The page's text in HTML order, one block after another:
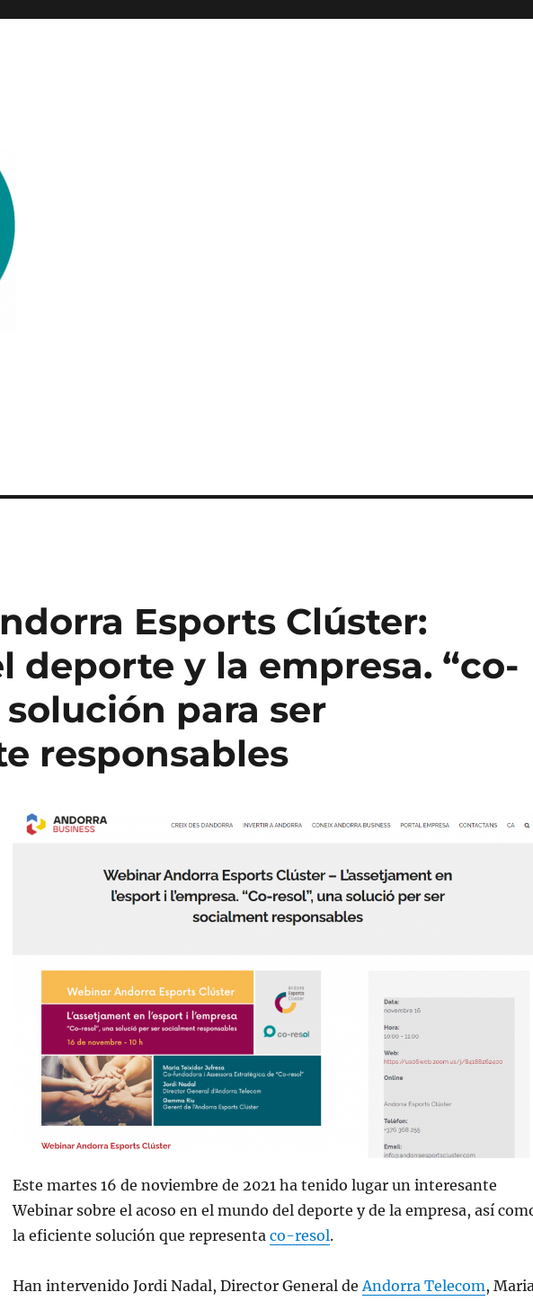
Esports Clúster:
deporte y la empresa. “co-
solución para ser
responsables
Este martes 16 de noviembre de 2021 ha tenido lugar un interesante
Webinar sobre el acoso en el mundo del deporte y de la empresa, así
la eficiente solución que representa co-resol.
Han intervenido Jordi Nadal, Director General deAndorra Telecom,